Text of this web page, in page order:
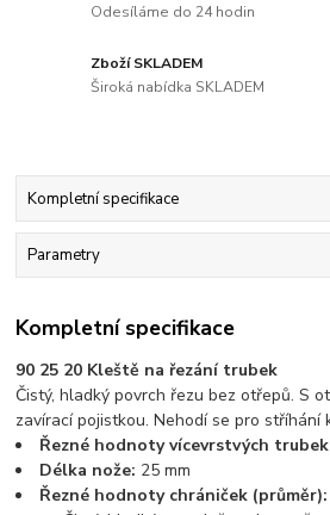
Odesíláme do 24 hodin
Zboží SKLADEM
Široká nabídka SKLADEM
Kompletní specifikace
Parametry
Kompletní specifikace
90 25 20 Kleště na řezání trubek
Čistý, hladký povrch řezu bez otřepů. S
zavírací pojistkou. Nehodí se pro stříhání
Řezné hodnoty vícevrstvých
Délka nože: 25 mm
Řezné hodnoty chrániček